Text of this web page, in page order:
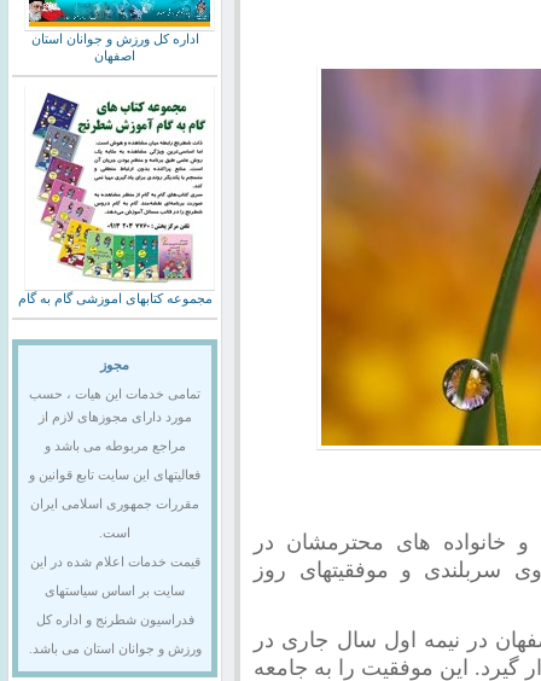
و خانواده های محترمشان در
سربلندی و موفقیتهای روز
در نیمه اول سال جاری در
و در بین 31 استان قرار گیرد. این موفقیت را به جامعه
اداره کل ورزش و جوانان استان
اصفهان
مجموعه کتابهای اموزشی گام به گام
مجوز
تمامی خدمات این هیات ، حسب
مورد دارای مجوزهای لازم از
مراجع مربوطه می باشد و
فعالیتهای این سایت تابع قوانین و
مقررات جمهوری اسلامی ایران
است.
قیمت خدمات اعلام شده در این
سایت بر اساس سیاستهای
فدراسیون شطرنج و اداره کل
ورزش و جوانان استان می باشد.